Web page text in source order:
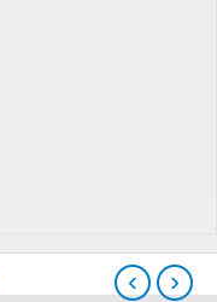
‹ ›